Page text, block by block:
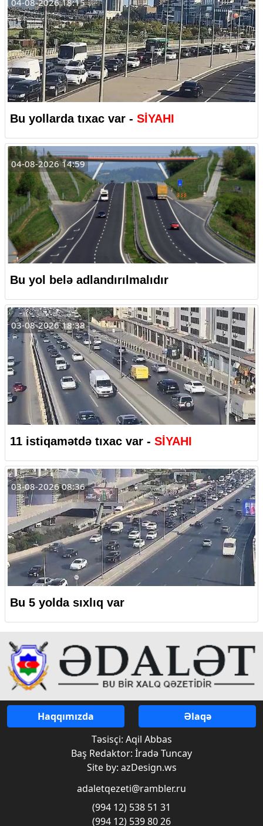
Bu yollarda tıxac var - SİYAHI
04-08-2026 14:59
Bu yol belə adlandırılmalıdır
03-08-2026 18:38
11 istiqamətdə tıxac var - SİYAHI
03-08-2026 08:36
Bu 5 yolda sıxlıq var
Haqqımızda
Əlaqə
Təsisçi: Aqil Abbas
Baş Redaktor: İradə Tuncay
Site by: azDesign.ws
adaletqezeti@rambler.ru
(994 12) 538 51 31
(994 12) 539 80 26